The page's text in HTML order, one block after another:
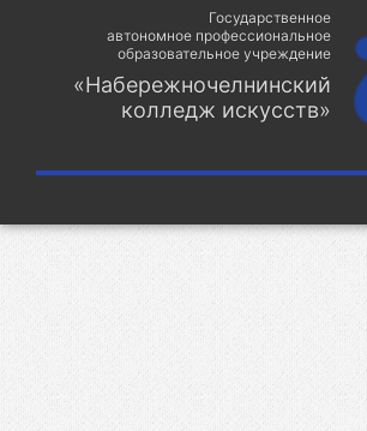
Государственное
автономное профессиональное
образовательное учреждение
«Набережночелнинский
колледж искусств»